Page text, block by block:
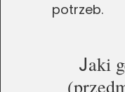
potrzeb.
Jaki